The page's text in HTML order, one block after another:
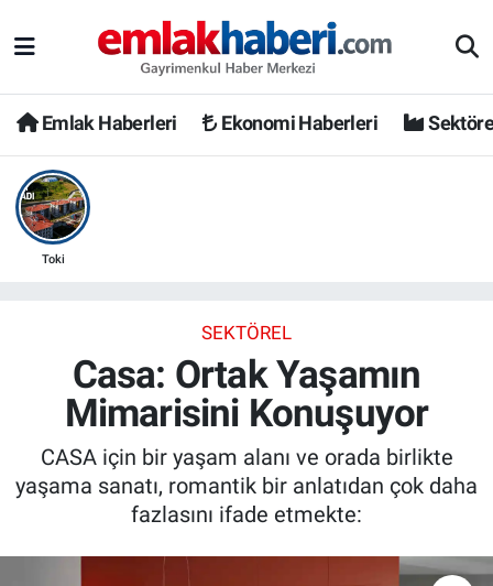
Emlak Haberleri Ekonomi Haberleri
Toki
SEKTÖREL
Casa: Ortak Yaşamın
Mimarisini Konuşuyor
CASA için bir yaşam alanı ve orada birlikte
yaşama sanatı, romantik bir anlatıdan çok daha
fazlasını ifade etmekte: